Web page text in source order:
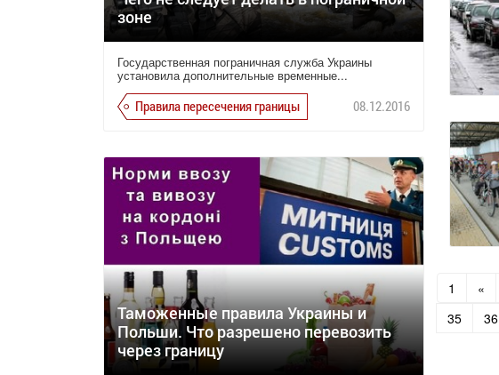
зоне
Государственная пограничная служба Украины
установила дополнительные временные...
Правила пересечения границы 08.12.2016
Таможенные правила Украины и
Польши. Что разрешено перевозить
через границу
1 «
35
36